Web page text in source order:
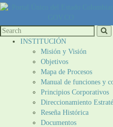
INSTITUCIÓN
Misión y Visión
Objetivos
Mapa de Procesos
Manual de funciones y
Principios Corporativos
Direccionamiento
Reseña Histórica
Documentos